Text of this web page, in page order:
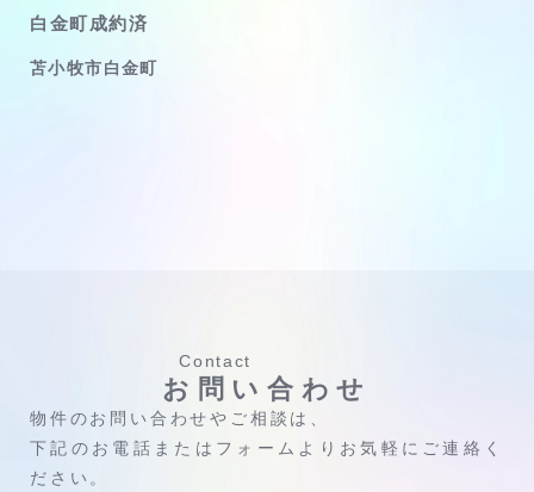
白金町成約済
苫小牧市白金町
Contact
お問い合わせ
物件のお問い合わせやご相談は、
下記のお電話またはフォームよりお気軽にご連絡く
ださい。